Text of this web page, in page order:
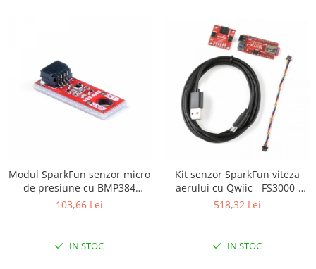
Modul SparkFun senzor micro
de presiune cu BMP384
(Qwiic)
103,66 Lei
IN STOC
Kit senzor SparkFun viteza
aerului cu Qwiic - FS3000-
1005
518,32 Lei
IN STOC